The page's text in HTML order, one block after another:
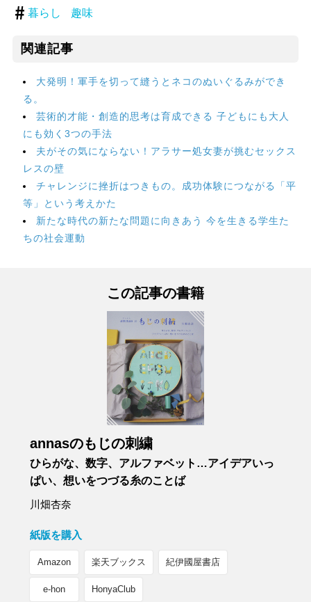
暮らし 趣味
関連記事
大発明！軍手を切って縫うとネコのぬいぐるみができ
る。
芸術的才能・創造的思考は育成できる 子どもにも大人
にも効く3つの手法
夫がその気にならない！アラサー処女妻が挑むセックス
レスの壁
チャレンジに挫折はつきもの。成功体験につながる「平
等」という考えかた
新たな時代の新たな問題に向きあう 今を生きる学生た
ちの社会運動
この記事の書籍
annasのもじの刺繍
ひらがな、数字、アルファベット…アイデアいっ
ぱい、想いをつづる糸のことば
川畑杏奈
紙版を購入
Amazon 楽天ブックス 紀伊國屋書店
e-hon HonyaClub